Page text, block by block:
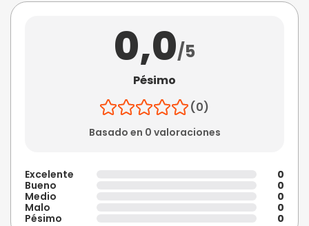
0,0/5
Pésimo
(0)
Basado en 0 valoraciones
Excelente
0
Bueno
0
Medio
0
Malo
0
Pésimo
0